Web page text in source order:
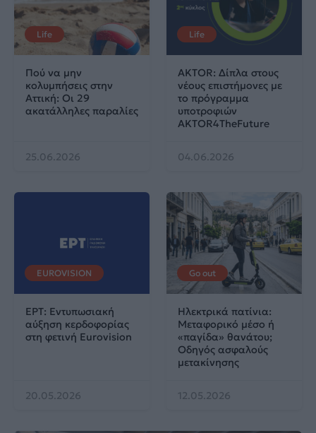
Life
Πού να μην
κολυμπήσεις στην
Αττική: Οι 29
ακατάλληλες παραλίες
25.06.2026
Life
AKTOR: Δίπλα στους
νέους επιστήμονες με
το πρόγραμμα
υποτροφιών
AKTOR4TheFuture
04.06.2026
EUROVISION
ΕΡΤ: Εντυπωσιακή
αύξηση κερδοφορίας
στη φετινή Eurovision
20.05.2026
Go out
Ηλεκτρικά πατίνια:
Μεταφορικό μέσο ή
«παγίδα» θανάτου;
Οδηγός ασφαλούς
μετακίνησης
12.05.2026